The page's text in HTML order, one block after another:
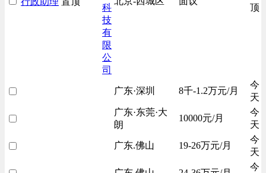
科
技
有
限
公
司
顶
广东·深圳 8千-1.2万元/月
今
天
广东·东莞·大
朗
10000元/月
今
天
广东.佛山 19-26万元/月
今
天
今